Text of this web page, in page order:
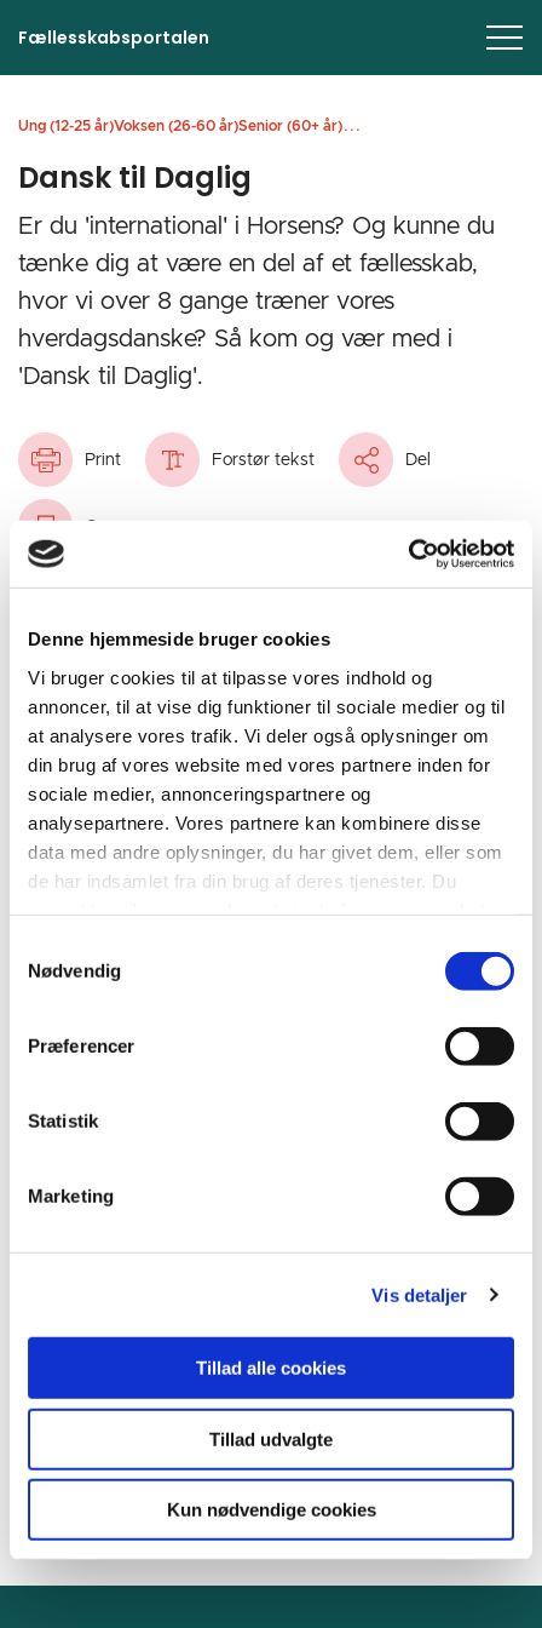
Denne hjemmeside bruger cookies
Vi bruger cookies til at tilpasse vores indhold og
annoncer, til at vise dig funktioner til sociale medier og til
at analysere vores trafik. Vi deler også oplysninger om
din brug af vores website med vores partnere inden for
sociale medier, annonceringspartnere og
analysepartnere. Vores partnere kan kombinere disse
data med andre oplysninger, du har givet dem, eller som
de har indsamlet fra din brug af deres tjenester. Du
Nødvendig
Præferencer
Statistik
Marketing
Vis detaljer
Tillad alle cookies
Tillad udvalgte
Kun nødvendige cookies
Fællesskabsportalen
Ung (12-25 år)Voksen (26-60 år)Senior (60+ år)...
Dansk til Daglig
Er du 'international' i Horsens? Og kunne du
tænke dig at være en del af et fællesskab,
hvor vi over 8 gange træner vores
hverdagsdanske? Så kom og vær med i
'Dansk til Daglig'.‎ ‎ ‎
Print Forstør tekst Del
Gem
byen, dansk kultur, museer, foreninger etc. 'Dansk til
præsentere din kultur. Vi taler sammen på dansk, så godt
'Dansk til Daglig' ledes af 2 danske frivillige, og vi
forventer max. 10-12 deltagere.
Vi mødes onsdage kl. 15.30 - 17.30, og deltagelse er
Sund By koordinator (kultur)
Mobil:30 67 40 05
ssjn@horsens.dk